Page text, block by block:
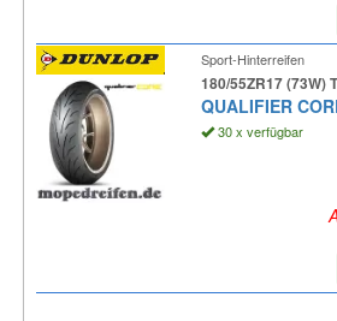
Sport-Hinterreifen
180/55ZR17 (73W)
QUALIFIER
30 x verfügbar